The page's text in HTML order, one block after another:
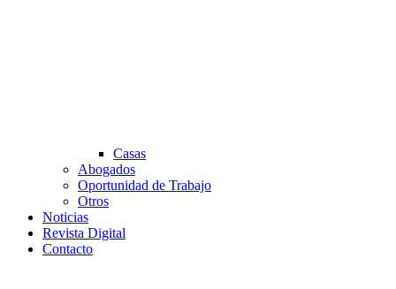
Casas
Abogados
Oportunidad de Trabajo
Otros
Noticias
Revista Digital
Contacto